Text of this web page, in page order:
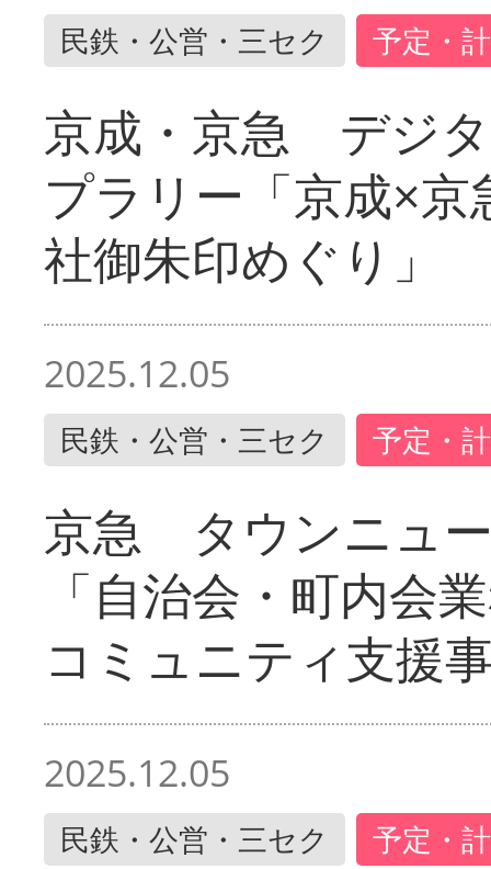
民鉄・公営・三セク 予定・
京成・京急 デジ
プラリー「京成×
社御朱印めぐり」
2025.12.05
民鉄・公営・三セク 予定・
京急 タウンニュ
「自治会・町内会
コミュニティ支援
2025.12.05
民鉄・公営・三セク 予定・